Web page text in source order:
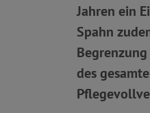
Jahren ein
Spahn
des